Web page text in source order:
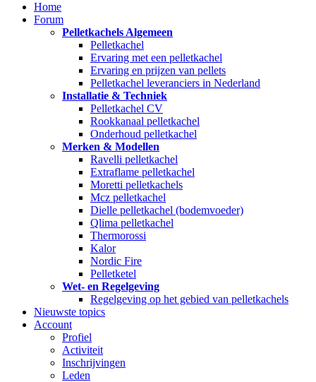
Home
Forum
Pelletkachels Algemeen
Pelletkachel
Ervaring met een pelletkachel
Ervaring en prijzen van pellets
Pelletkachel leveranciers in Nederland
Installatie & Techniek
Pelletkachel CV
Rookkanaal pelletkachel
Onderhoud pelletkachel
Merken & Modellen
Ravelli pelletkachel
Extraflame pelletkachel
Moretti pelletkachels
Mcz pelletkachel
Dielle pelletkachel (bodemvoeder)
Qlima pelletkachel
Thermorossi
Kalor
Nordic Fire
Pelletketel
Wet- en Regelgeving
Regelgeving op het gebied van pelletkachels
Nieuwste topics
Account
Profiel
Activiteit
Inschrijvingen
Leden